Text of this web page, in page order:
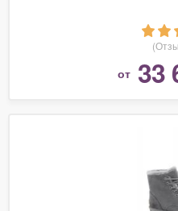
от 33